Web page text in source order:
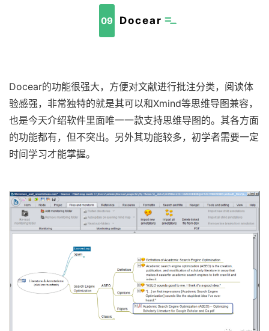
09 Docear
Docear的功能很强大，方便对文献进行批注分类，阅读体
验感强，非常独特的就是其可以和Xmind等思维导图兼容，
也是今天介绍软件里面唯一一款支持思维导图的。其各方面
的功能都有，但不突出。另外其功能较多，初学者需要一定
时间学习才能掌握。